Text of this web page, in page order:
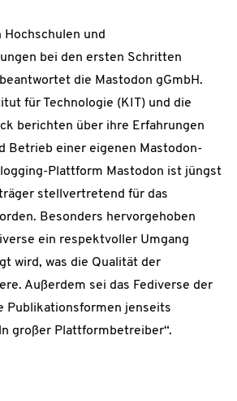
Hochschulen und
bei den ersten Schritten
die Mastodon gGmbH.
für Technologie (KIT) und die
berichten über ihre Erfahrungen
Betrieb einer eigenen Mastodon-
Plattform Mastodon ist jüngst
stellvertretend für das
Besonders hervorgehoben
ein respektvoller Umgang
wird, was die Qualität der
Außerdem sei das Fediverse der
Publikationsformen jenseits
großer Plattformbetreiber“.